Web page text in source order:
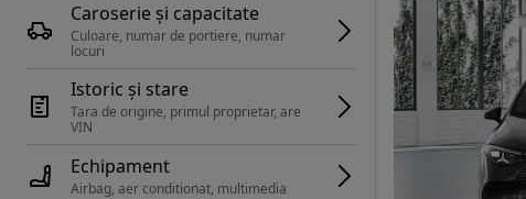
Caroserie și capacitate
Culoare, numar de portiere, numar
locuri
Istoric și stare
Tara de origine, primul proprietar, are
Echipament
Airbag, aer conditionat, multimedia